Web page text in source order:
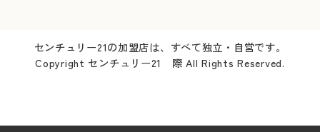
センチュリー21の加盟店は、すべて独立・自営です。
Copyright センチュリー21 際 All Rights Reserved.